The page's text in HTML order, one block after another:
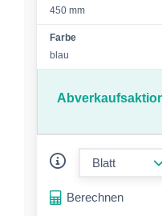
450 mm
Farbe
blau
Berechnen